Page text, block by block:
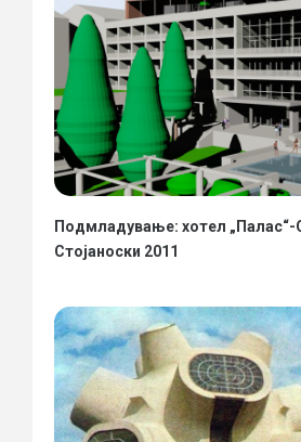
Подмладување: хотел „Палас“-
Стојаноски 2011